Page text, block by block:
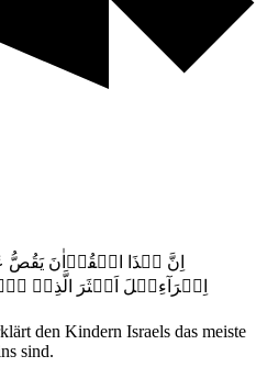
اِنَّ ہٰذَا الۡقُرۡاٰنَ یَقُصُّ
اِسۡرَآءِیۡلَ اَکۡثَرَ
den Kindern Israels das meiste
sind.